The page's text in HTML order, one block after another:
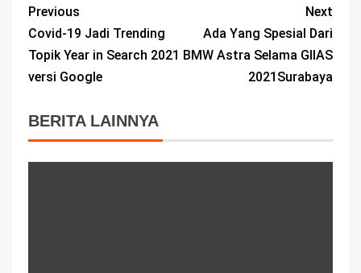
Previous
Covid-19 Jadi Trending
Topik Year in Search 2021
versi Google
Next
Ada Yang Spesial Dari
BMW Astra Selama GIIAS
2021Surabaya
BERITA LAINNYA